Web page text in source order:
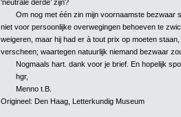
‘neutrale derde’ zijn?
Om nog met één zin mijn voornaamste bezwaar
niet voor persoonlijke overwegingen behoeven te
weigeren, maar hij had er à tout prix op moeten
verscheen; waartegen natuurlijk niemand bezwaar
Nogmaals hart. dank voor je brief. En hopelijk
hgr,
Menno t.B.
Origineel: Den Haag, Letterkundig Museum